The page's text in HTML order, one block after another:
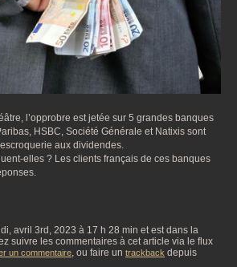
l’opprobre est jetée sur 5 grandes banques
HSBC, Société Générale et Natixis sont
aux dividendes.
elles ? Les clients français de ces banques
avril 3rd, 2023 à 17 h 28 min et est dans la
suivre les commentaires à cet article via le flux
un commentaire, ou faire un trackback depuis